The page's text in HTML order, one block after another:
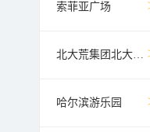
索菲亚广场
北大荒集团北大荒现代农业园
哈尔滨游乐园